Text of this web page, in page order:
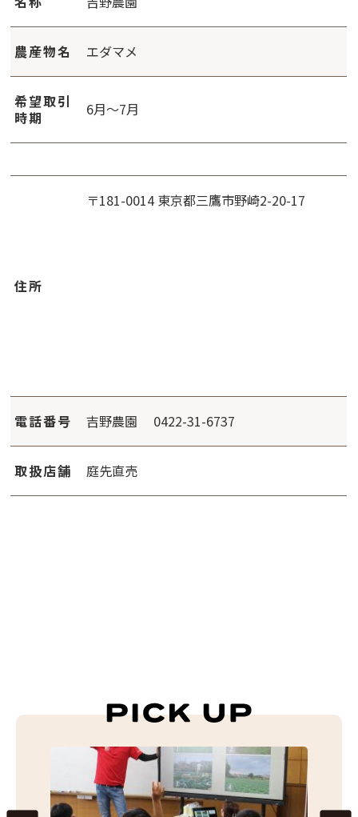
農産物名 エダマメ
希望取引
時期
6月〜7月
住所
〒181-0014 東京都三鷹市野崎2-20-17
電話番号 吉野農園 0422-31-6737
取扱店舗 庭先直売